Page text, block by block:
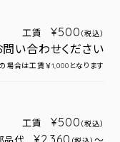
工賃 ¥500 （税込）
問い合わせください
場合は工賃￥1,000となります
工賃 ¥500 （税込）
¥2,360